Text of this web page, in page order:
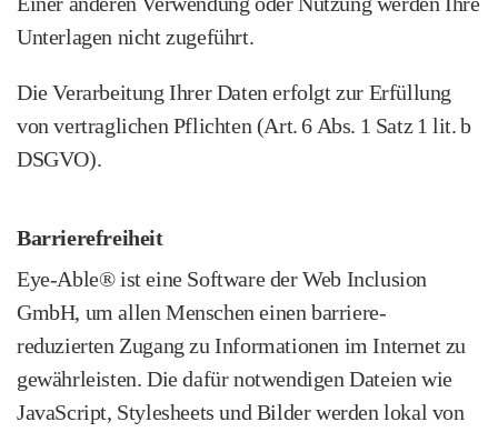
Unterlagen nicht zugeführt.
Die Verarbeitung Ihrer Daten erfolgt zur Erfüllung
von vertraglichen Pflichten (Art. 6 Abs. 1 Satz 1 lit. b
DSGVO).
Barrierefreiheit
Eye-Able® ist eine Software der Web Inclusion
GmbH, um allen Menschen einen barriere-
reduzierten Zugang zu Informationen im Internet zu
gewährleisten. Die dafür notwendigen Dateien wie
JavaScript, Stylesheets und Bilder werden lokal von